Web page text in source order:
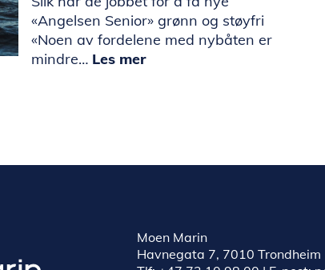
«Angelsen Senior» grønn og støyfri
«Noen av fordelene med nybåten er
mindre… Les mer
Moen Marin
Havnegata 7, 7010 Trondheim